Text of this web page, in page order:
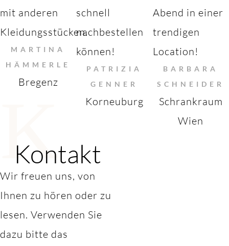
mit anderen
Kleidungsstücken.
MARTINA
HÄMMERLE
Bregenz
schnell
nachbestellen
können!
PATRIZIA
GENNER
Korneuburg
Abend in einer
trendigen
Location!
BARBARA
SCHNEIDER
Schrankraum
Wien
K
Kontakt
Wir freuen uns, von
Ihnen zu hören oder zu
lesen. Verwenden Sie
dazu bitte das